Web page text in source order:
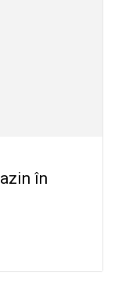
în